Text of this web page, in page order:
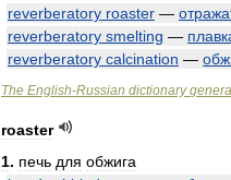
reverberatory roaster —
reverberatory smelting —
reverberatory calcination —
The English-Russian dictionary
roaster
1. печь для обжига